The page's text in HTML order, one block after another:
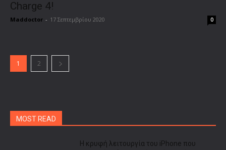
Charge 4!
Maddoctor - 17 Σεπτεμβρίου 2020 0
1 2
MOST READ
Η κρυφή λειτουργία του iPhone που